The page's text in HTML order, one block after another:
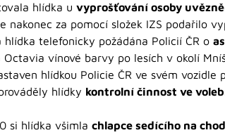
hlídka u vyprošťování osoby
nakonec za pomocí složek IZS podařilo
hlídka telefonicky požádána Policií ČR o
Octavia vínové barvy po lesích v okolí
hlídkou Policie ČR ve svém vozidle
hlídky kontrolní činnost ve
si hlídka všimla chlapce sedícího na